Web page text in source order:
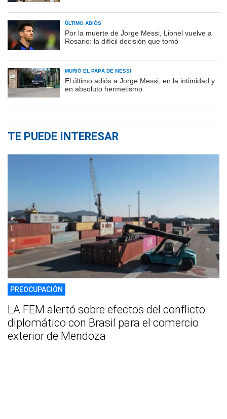
ÚLTIMO ADIÓS
Por la muerte de Jorge Messi, Lionel vuelve a
Rosario: la difícil decisión que tomó
MURIÓ EL PAPÁ DE MESSI
El último adiós a Jorge Messi, en la intimidad y
en absoluto hermetismo
TE PUEDE INTERESAR
PREOCUPACIÓN
LA FEM alertó sobre efectos del conflicto
diplomático con Brasil para el comercio
exterior de Mendoza